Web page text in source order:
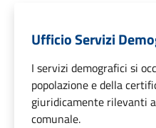
Ufficio Servizi
I servizi demografici si
popolazione e della
giuridicamente rilevanti
comunale.